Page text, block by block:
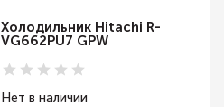
Холодильник Hitachi R-
VG662PU7 GPW
Нет в наличии